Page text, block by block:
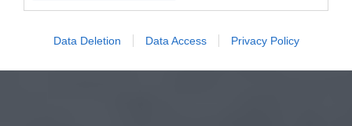
Data Deletion Data Access Privacy Policy